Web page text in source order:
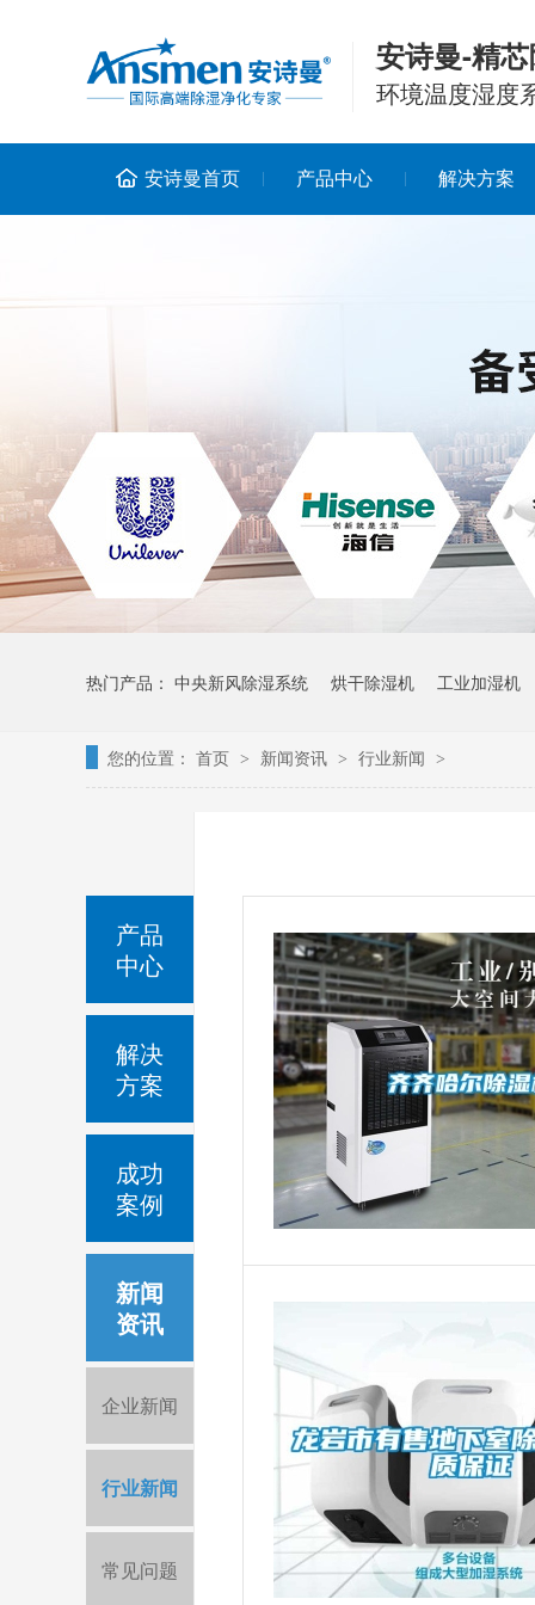
安诗曼-精
环境温度湿度
安诗曼首页 产品中心 解决方案
热门产品： 中央新风除湿系统 烘干除湿机 工业加湿机
您的位置： 首页 > 新闻资讯 > 行业新闻 >
产品
中心
解决
方案
成功
案例
新闻
资讯
企业新闻
行业新闻
常见问题